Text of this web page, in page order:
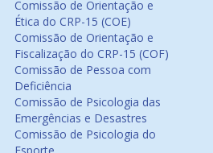
Comissão de Orientação e
Ética do CRP-15 (COE)
Comissão de Orientação e
Fiscalização do CRP-15 (COF)
Comissão de Pessoa com
Deficiência
Comissão de Psicologia das
Emergências e Desastres
Comissão de Psicologia do